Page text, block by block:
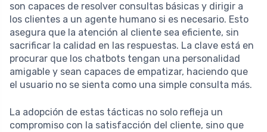
son capaces de resolver consultas básicas y dirigir a
los clientes a un agente humano si es necesario. Esto
asegura que la atención al cliente sea eficiente, sin
sacrificar la calidad en las respuestas. La clave está en
procurar que los chatbots tengan una personalidad
amigable y sean capaces de empatizar, haciendo que
el usuario no se sienta como una simple consulta más.
La adopción de estas tácticas no solo refleja un
compromiso con la satisfacción del cliente, sino que